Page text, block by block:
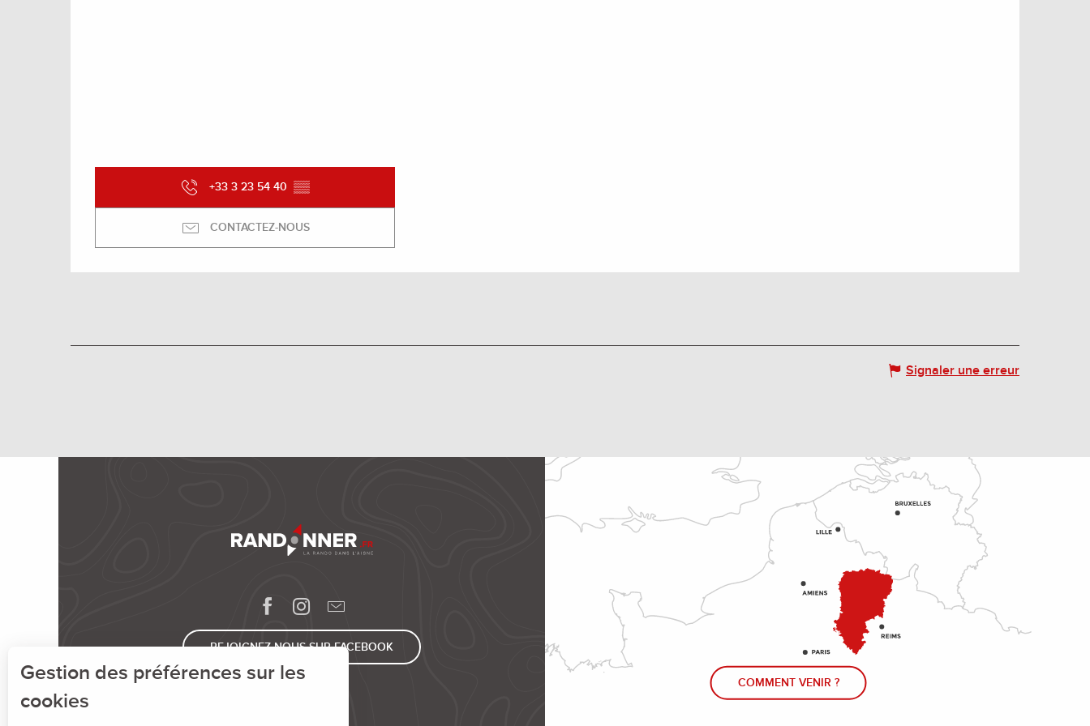
+33 3 23 54 40 ▒▒
CONTACTEZ-NOUS
Signaler une erreur
REJOIGNEZ-NOUS SUR FACEBOOK
COMMENT VENIR ?
Gestion des préférences sur les
cookies